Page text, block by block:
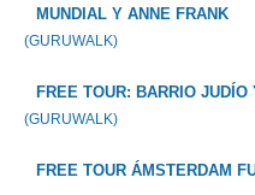
MUNDIAL Y ANNE FRANK
(GURUWALK)
FREE TOUR: BARRIO JUDÍO
(GURUWALK)
FREE TOUR ÁMSTERDAM